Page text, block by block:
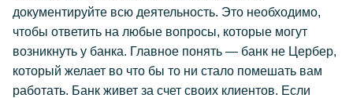
документируйте всю деятельность. Это необходимо,
чтобы ответить на любые вопросы, которые могут
возникнуть у банка. Главное понять — банк не Цербер,
который желает во что бы то ни стало помешать вам
работать. Банк живет за счет своих клиентов. Если